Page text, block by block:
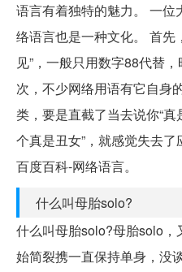
语言有着独特的魅力。 一
络语言也是一种文化。 首先
见”，一般只用数字88代替
次，不少网络用语有它自身
类，要是直截了当去说你“真
个真是丑女”，就感觉失去
百度百科-网络语言。
什么叫母胎solo?
什么叫母胎solo?母胎solo
始简裂携一直保持单身，没